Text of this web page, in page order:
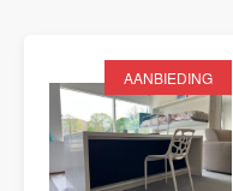
AANBIEDING